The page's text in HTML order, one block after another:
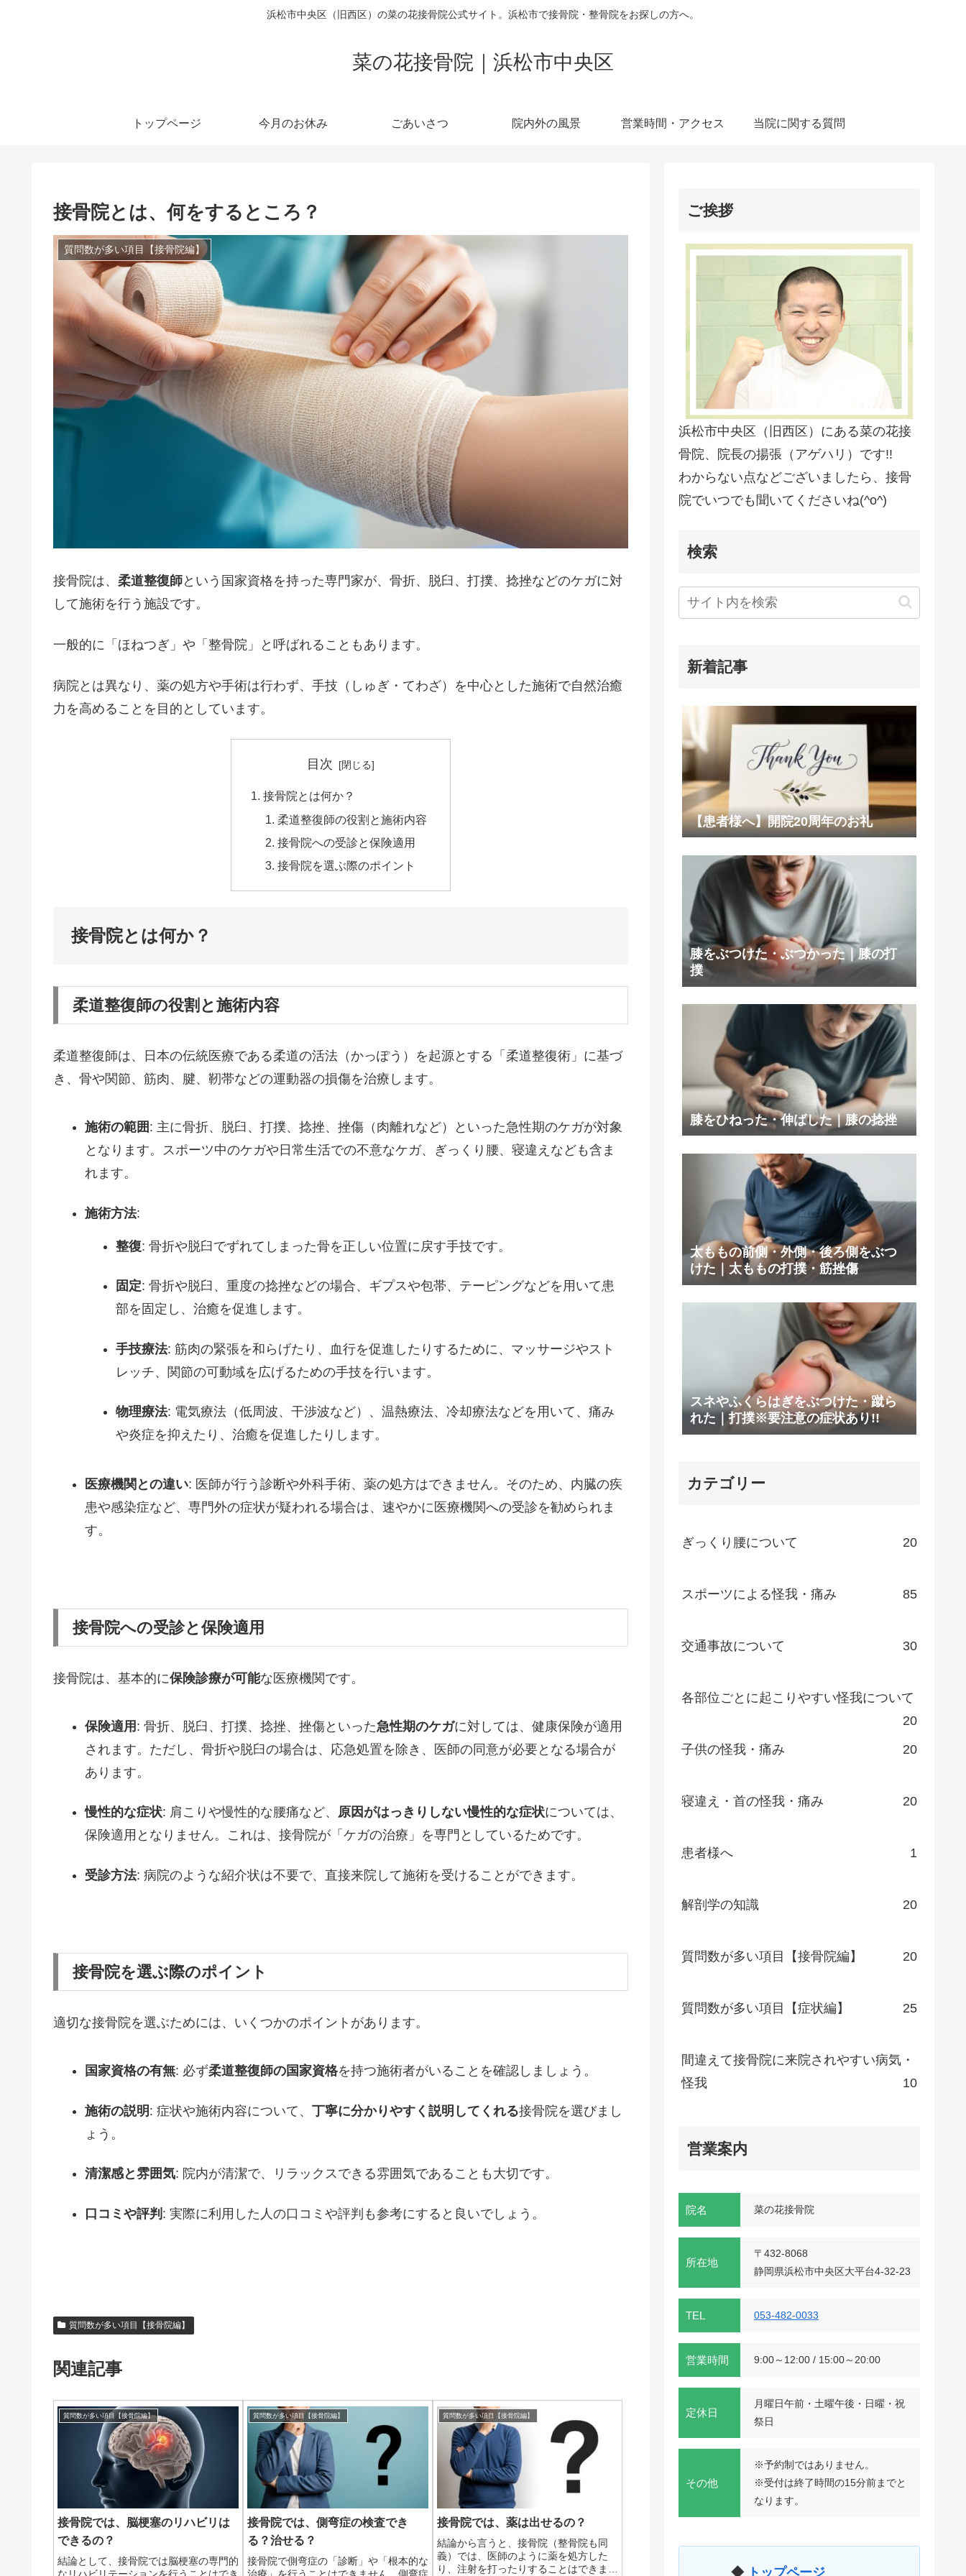
浜松市中央区（旧西区）の菜の花接骨院公式サイト。浜松市で接骨院・整骨院をお探しの方へ。
菜の花接骨院｜浜松市中央区
トップページ 今月のお休み ごあいさつ 院内外の風景 営業時間・アクセス 当院に関する質問
接骨院とは、何をするところ？
質問数が多い項目【接骨院編】
接骨院は、 柔道整復師という国家資格を持った専門家が、骨折、脱臼、打撲、捻挫などのケガに対
して施術を行う施設です。
一般的に「ほねつぎ」や「整骨院」と呼ばれることもあります。
病院とは異なり、薬の処方や手術は行わず、手技（しゅぎ・てわざ）を中心とした施術で自然治癒
力を高めることを目的としています。
目次
接骨院とは何か？
柔道整復師の役割と施術内容
接骨院への受診と保険適用
接骨院を選ぶ際のポイント
接骨院とは何か？
柔道整復師の役割と施術内容
柔道整復師は、日本の伝統医療である柔道の活法（かっぽう）を起源とする「柔道整復術」に基づ
き、骨や関節、筋肉、腱、靭帯などの運動器の損傷を治療します。
施術の範囲 : 主に骨折、脱臼、打撲、捻挫、挫傷（肉離れなど）といった急性期のケガが対象
となります。スポーツ中のケガや日常生活での不意なケガ、ぎっくり腰、寝違えなども含ま
れます。
施術方法:
整復: 骨折や脱臼でずれてしまった骨を正しい位置に戻す手技です。
固定: 骨折や脱臼、重度の捻挫などの場合、ギプスや包帯、テーピングなどを用いて患
部を固定し、治癒を促進します。
手技療法: 筋肉の緊張を和らげたり、血行を促進したりするために、マッサージやスト
レッチ、関節の可動域を広げるための手技を行います。
物理療法: 電気療法（低周波、干渉波など）、温熱療法、冷却療法などを用いて、痛み
や炎症を抑えたり、治癒を促進したりします。
医療機関との違い: 医師が行う診断や外科手術、薬の処方はできません。そのため、内臓の疾
患や感染症など、専門外の症状が疑われる場合は、速やかに医療機関への受診を勧められま
す。
接骨院への受診と保険適用
接骨院は、基本的に保険診療が可能な医療機関です。
保険適用 : 骨折、脱臼、打撲、捻挫、挫傷といった急性期のケガに対しては、健康保険が適用
されます。ただし、骨折や脱臼の場合は、応急処置を除き、医師の同意が必要となる場合が
あります。
慢性的な症状: 肩こりや慢性的な腰痛など、 原因がはっきりしない慢性的な症状については、
保険適用となりません。これは、接骨院が「ケガの治療」を専門としているためです。
受診方法: 病院のような紹介状は不要で、直接来院して施術を受けることができます。
接骨院を選ぶ際のポイント
適切な接骨院を選ぶためには、いくつかのポイントがあります。
国家資格の有無: 必ず柔道整復師の国家資格を持つ施術者がいることを確認しましょう。
施術の説明 : 症状や施術内容について、 丁寧に分かりやすく説明してくれる接骨院を選びまし
ょう。
清潔感と雰囲気: 院内が清潔で、リラックスできる雰囲気であることも大切です。
口コミや評判 : 実際に利用した人の口コミや評判も参考にすると良いでしょう。
質問数が多い項目【接骨院編】
関連記事
質問数が多い項目【接骨院編】
接骨院では、脳梗塞のリハビリは
できるの？
結論として、接骨院では脳梗塞の専門的
なリハビリテーションを行うことはでき
質問数が多い項目【接骨院編】
接骨院では、側弯症の検査でき
る？治せる？
接骨院で側弯症の「診断」や「根本的な
治療」を行うことはできません。側弯症
質問数が多い項目【接骨院編】
接骨院では、薬は出せるの？
結論から言うと、接骨院（整骨院も同
義）では、医師のように薬を処方した
り、注射を打ったりすることはできませ
ご挨拶
浜松市中央区（旧西区）にある菜の花接
骨院、院長の揚張（アゲハリ）です!!
わからない点などございましたら、接骨
院でいつでも聞いてくださいね(^o^)
検索
新着記事
【患者様へ】開院20周年のお礼
膝をぶつけた・ぶつかった｜膝の打
撲
膝をひねった・伸ばした｜膝の捻挫
太ももの前側・外側・後ろ側をぶつ
けた｜太ももの打撲・筋挫傷
スネやふくらはぎをぶつけた・蹴ら
れた｜打撲※要注意の症状あり!!
カテゴリー
ぎっくり腰について 20
スポーツによる怪我・痛み 85
交通事故について 30
各部位ごとに起こりやすい怪我について
20
子供の怪我・痛み
20
寝違え・首の怪我・痛み 20
患者様へ 1
解剖学の知識 20
質問数が多い項目【接骨院編】 20
質問数が多い項目【症状編】 25
間違えて接骨院に来院されやすい病気・
怪我
10
営業案内
院名 菜の花接骨院
所在地
〒432-8068
静岡県浜松市中央区大平台4-32-23
TEL 053-482-0033
営業時間 9:00～12:00 / 15:00～20:00
定休日
月曜日午前・土曜午後・日曜・祝
祭日
その他
※予約制ではありません。
※受付は終了時間の15分前までと
なります。
◆ トップページ